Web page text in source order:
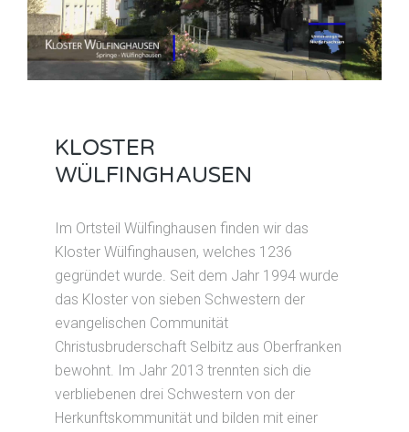
KLOSTER
WÜLFINGHAUSEN
Im Ortsteil Wülfinghausen finden wir das
Kloster Wülfinghausen, welches 1236
gegründet wurde. Seit dem Jahr 1994 wurde
das Kloster von sieben Schwestern der
evangelischen Communität
Christusbruderschaft Selbitz aus Oberfranken
bewohnt. Im Jahr 2013 trennten sich die
verbliebenen drei Schwestern von der
Herkunftskommunität und bilden mit einer